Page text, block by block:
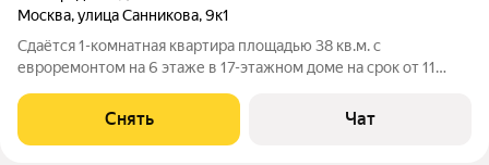
Москва,улица Санникова,9к1
Сдаётся 1-комнатная квартира площадью 38 кв.м. с
евроремонтом на 6 этаже в 17-этажном доме на срок от 11
Холодильник Посудомоечная машина Кондиционер
Микроволновка Дом - панельный, окна
Снять Чат